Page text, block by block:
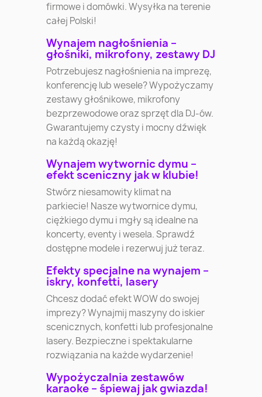
firmowe i domówki. Wysyłka na terenie
całej Polski!
Wynajem nagłośnienia –
głośniki, mikrofony, zestawy DJ
Potrzebujesz nagłośnienia na imprezę,
konferencję lub wesele? Wypożyczamy
zestawy głośnikowe, mikrofony
bezprzewodowe oraz sprzęt dla DJ-ów.
Gwarantujemy czysty i mocny dźwięk
na każdą okazję!
Wynajem wytwornic dymu –
efekt sceniczny jak w klubie!
Stwórz niesamowity klimat na
parkiecie! Nasze wytwornice dymu,
ciężkiego dymu i mgły są idealne na
koncerty, eventy i wesela. Sprawdź
dostępne modele i rezerwuj już teraz.
Efekty specjalne na wynajem –
iskry, konfetti, lasery
Chcesz dodać efekt WOW do swojej
imprezy? Wynajmij maszyny do iskier
scenicznych, konfetti lub profesjonalne
lasery. Bezpieczne i spektakularne
rozwiązania na każde wydarzenie!
Wypożyczalnia zestawów
karaoke – śpiewaj jak gwiazda!